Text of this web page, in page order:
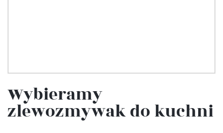
Wybieramy
zlewozmywak do kuchni